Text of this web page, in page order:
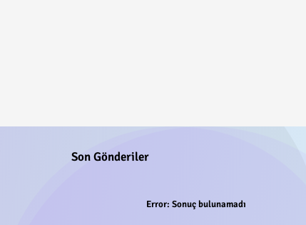
Son Gönderiler
Error: Sonuç bulunamadı